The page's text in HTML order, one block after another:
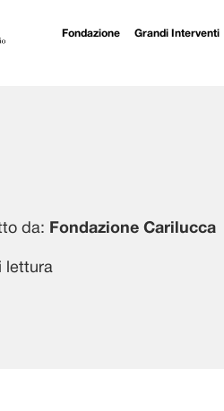
Fondazione Grandi Interventi
da: Fondazione Carilucca
lettura